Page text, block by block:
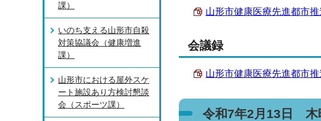
山形市健康医療先進都市
会議録
山形市健康医療先進都市
令和7年2月13日
課）
いのち支える山形市自殺
対策協議会（健康増進
課）
山形市における屋外スケ
ート施設あり方検討懇談
会（スポーツ課）